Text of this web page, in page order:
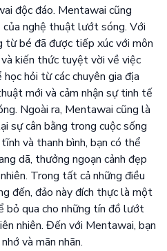
độc đáo. Mentawai cũng
nghệ thuật lướt sóng. Với
từ bé đã được tiếp xúc với môn
kiến thức tuyệt vời về việc
hỏi từ các chuyên gia địa
mới và cảm nhận sự tinh tế
Ngoài ra, Mentawai cũng là
sự cân bằng trong cuộc sống
và thanh bình, bạn có thể
dã, thưởng ngoạn cảnh đẹp
Trong tất cả những điều
đến, đảo này đích thực là một
bỏ qua cho những tín đồ lướt
nhiên. Đến với Mentawai, bạn
và mãn nhãn.